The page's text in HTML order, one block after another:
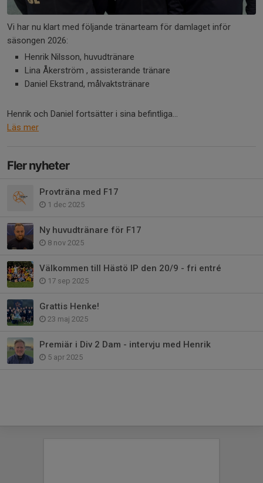
Vi har nu klart med följande tränarteam för damlaget inför
säsongen 2026:
Henrik Nilsson, huvudtränare
Lina Åkerström , assisterande tränare
Daniel Ekstrand, målvaktstränare
Henrik och Daniel fortsätter i sina befintliga...
Läs mer
Fler nyheter
Provträna med F17
1 dec 2025
Ny huvudtränare för F17
8 nov 2025
Välkommen till Hästö IP den 20/9 - fri entré
17 sep 2025
Grattis Henke!
23 maj 2025
Premiär i Div 2 Dam - intervju med Henrik
5 apr 2025